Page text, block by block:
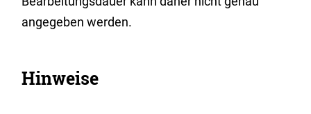
angegeben werden.
Hinweise